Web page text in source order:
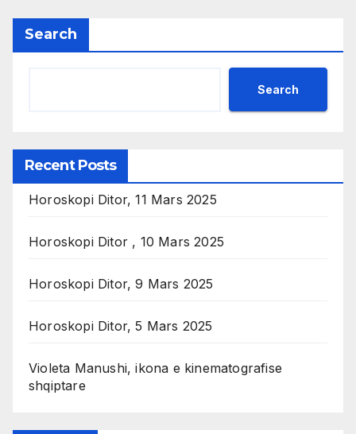
Search
Search
Recent Posts
Horoskopi Ditor, 11 Mars 2025
Horoskopi Ditor , 10 Mars 2025
Horoskopi Ditor, 9 Mars 2025
Horoskopi Ditor, 5 Mars 2025
Violeta Manushi, ikona e kinematografise
shqiptare